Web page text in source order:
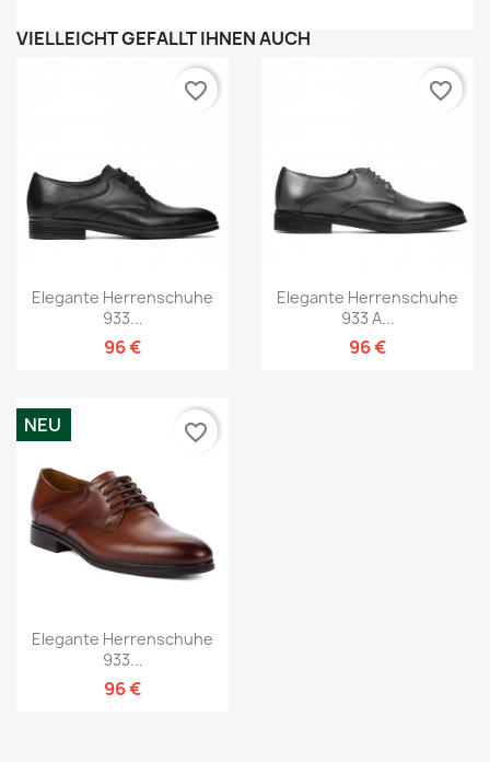
VIELLEICHT GEFÄLLT IHNEN AUCH
Elegante Herrenschuhe
933...
96 €
favorite_border
Elegante Herrenschuhe
933 A...
96 €
favorite_border
Elegante Herrenschuhe
933...
96 €
NEU favorite_border